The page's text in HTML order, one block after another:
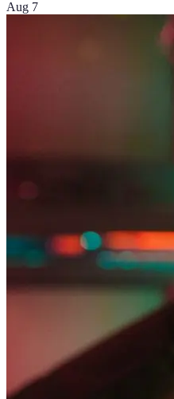
Aug 7